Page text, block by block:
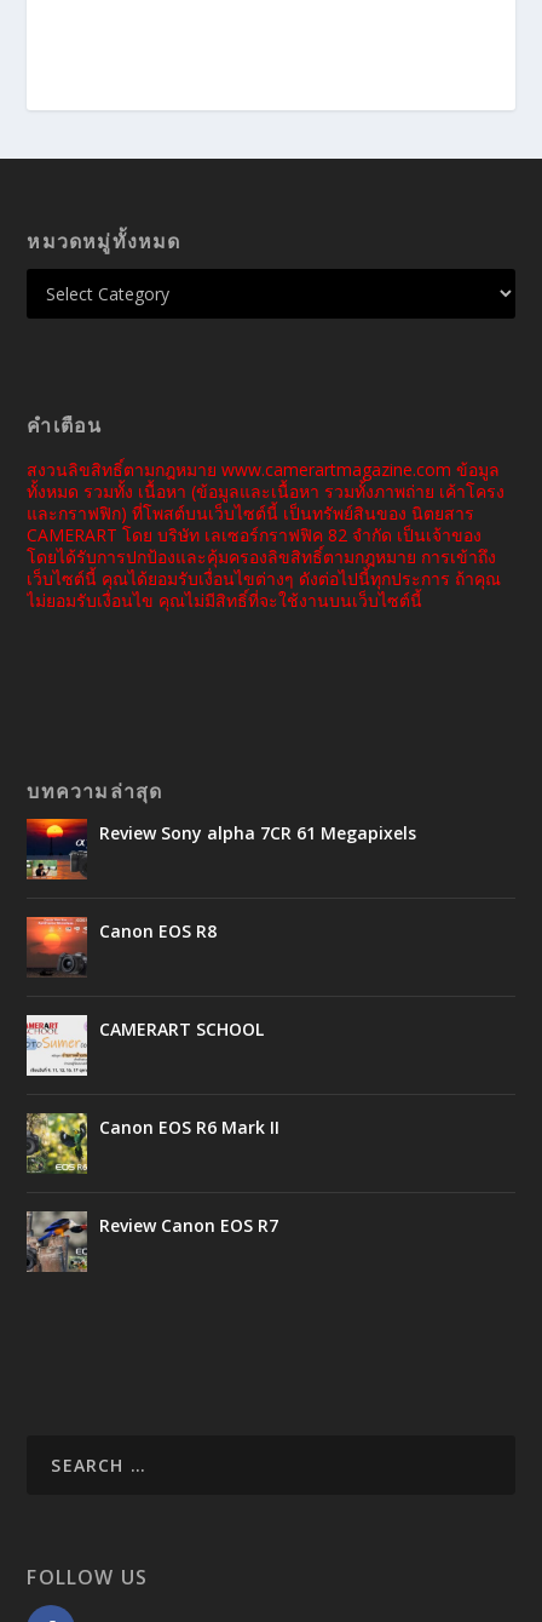
หมวดหมู่ทั้งหมด
คำเตือน
สงวนลิขสิทธิ์ตามกฎหมาย www.camerartmagazine.com ข้อมูล
ทั้งหมด รวมทั้ง เนื้อหา (ข้อมูลและเนื้อหา รวมทั้งภาพถ่าย เค้าโครง
และกราฟฟิก) ที่โพสต์บนเว็บไซต์นี้ เป็นทรัพย์สินของ นิตยสาร
CAMERART โดย บริษัท เลเซอร์กราฟฟิค 82 จำกัด เป็นเจ้าของ
โดยได้รับการปกป้องและคุ้มครองลิขสิทธิ์ตามกฎหมาย การเข้าถึง
เว็บไซต์นี้ คุณได้ยอมรับเงื่อนไขต่างๆ ดังต่อไปนี้ทุกประการ ถ้าคุณ
ไม่ยอมรับเงื่อนไข คุณไม่มีสิทธิ์ที่จะใช้งานบนเว็บไซต์นี้
บทความล่าสุด
Review Sony alpha 7CR 61 Megapixels
Canon EOS R8
CAMERART SCHOOL
Canon EOS R6 Mark II
Review Canon EOS R7
FOLLOW US